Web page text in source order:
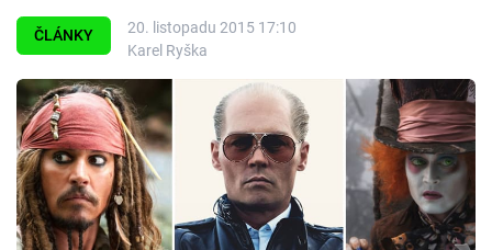
Témata
Filmy
Seriály
Hry
Cool Esport
ČLÁNKY
20. listopadu 2015 17:10
Karel Ryška